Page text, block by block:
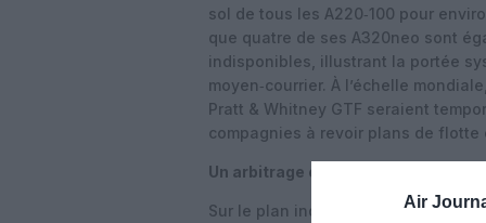
Air
sol de tous les A220‑100 pour
que quatre de ses A320neo sont
indisponibles, illustrant la portée
moyen‑courrier. À l’échelle
Pratt & Whitney GTF seraient
compagnies à revoir plans de flotte
Un arbitrage économique entre
Sur le plan industriel, SWISS